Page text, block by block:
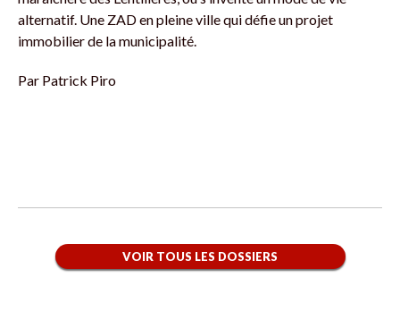
alternatif. Une ZAD en pleine ville qui défie un projet
immobilier de la municipalité.
Par Patrick Piro
VOIR TOUS LES DOSSIERS